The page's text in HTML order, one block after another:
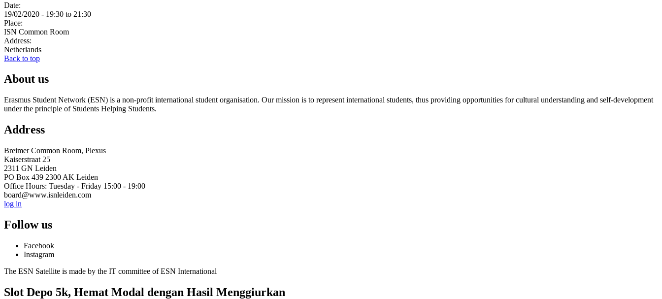
Date:
19/02/2020 - 19:30 to 21:30
Place:
ISN Common Room
Address:
Netherlands
Back to top
About us
Erasmus Student Network (ESN) is a non-profit international student organisation. Our mission is to represent international students, thus providing opportunities for cultural understanding and self-development
under the principle of Students Helping Students.
Address
Breimer Common Room, Plexus
Kaiserstraat 25
2311 GN Leiden
PO Box 439 2300 AK Leiden
Office Hours: Tuesday - Friday 15:00 - 19:00
board@www.isnleiden.com
log in
Follow us
Facebook
Instagram
The ESN Satellite is made by the IT committee of ESN International
Slot Depo 5k, Hemat Modal dengan Hasil Menggiurkan